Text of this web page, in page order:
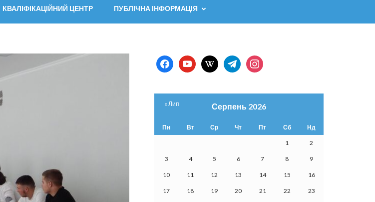
КВАЛІФІКАЦІЙНИЙ ЦЕНТР ПУБЛІЧНА ІНФОРМАЦІЯ
facebookyoutubewikipediatelegraminstagram
Серпень 2026
Пн Вт Ср Чт Пт Сб Нд
1 2
3 4 5 6 7 8 9
10 11 12 13 14 15 16
17 18 19 20 21 22 23
« Лип